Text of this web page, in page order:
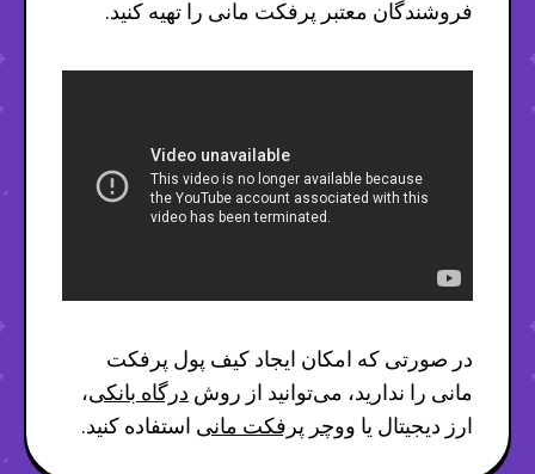
فروشندگان معتبر پرفکت مانی را تهیه کنید.
در صورتی که امکان ایجاد کیف پول پرفکت
مانی را ندارید، می‌توانید از روش درگاه بانکی،
ارز دیجیتال یا ووچر پرفکت مانی استفاده کنید.